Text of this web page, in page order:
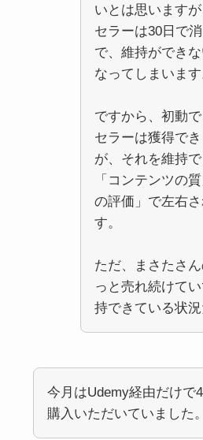
いとは思います
セラーは30日で
で、維持ができ
なってしまいます
ですから、初動
セラーは獲得で
が、それを維持
「コンテンツの
の評価」で左右
す。
ただ、まさたさ
っと売れ続けて
持できている状況
今月はUdemy経由だけで
購入いただいていました。